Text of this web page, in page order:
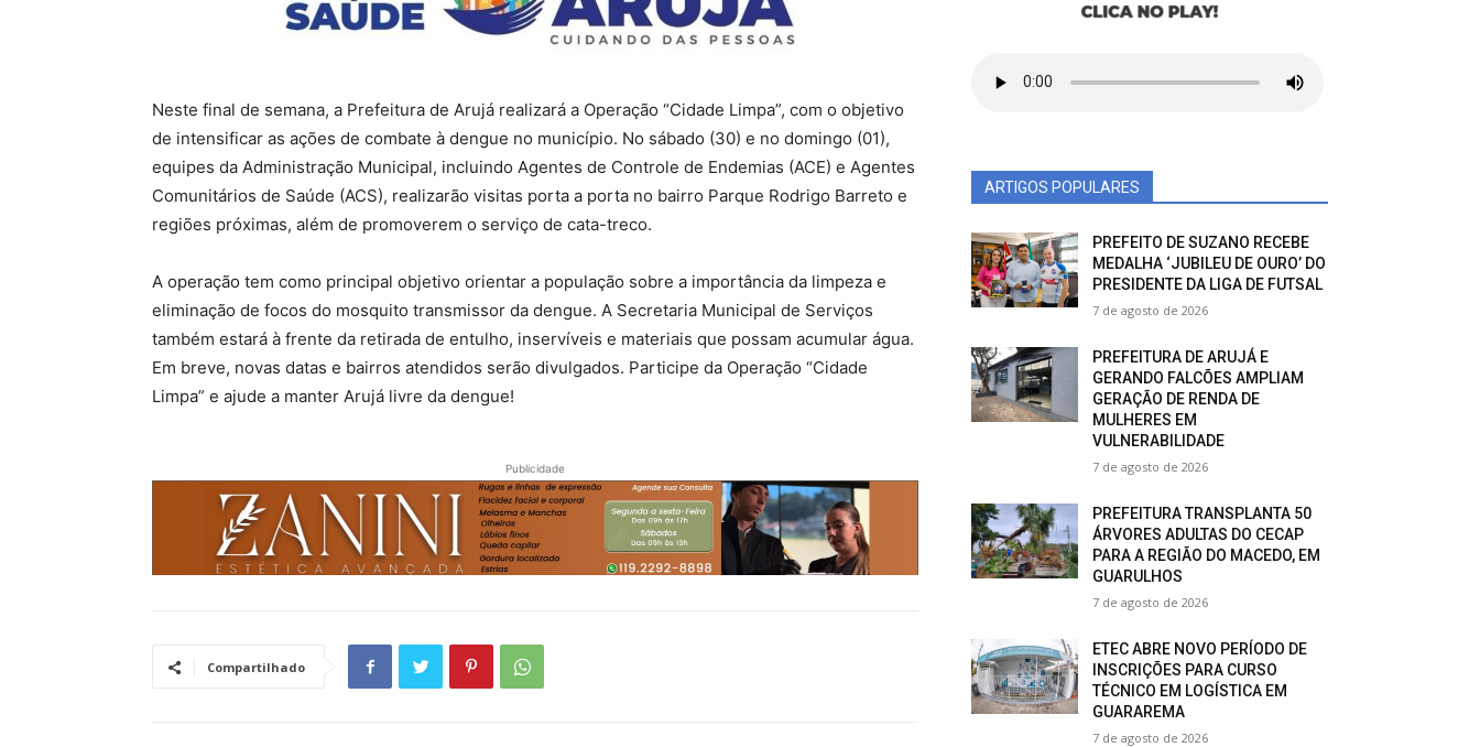
Neste final de semana, a Prefeitura de Arujá realizará a Operação “Cidade Limpa”, com o objetivo
de intensificar as ações de combate à dengue no município. No sábado (30) e no domingo (01),
equipes da Administração Municipal, incluindo Agentes de Controle de Endemias (ACE) e Agentes
Comunitários de Saúde (ACS), realizarão visitas porta a porta no bairro Parque Rodrigo Barreto e
regiões próximas, além de promoverem o serviço de cata-treco.
A operação tem como principal objetivo orientar a população sobre a importância da limpeza e
eliminação de focos do mosquito transmissor da dengue. A Secretaria Municipal de Serviços
também estará à frente da retirada de entulho, inservíveis e materiais que possam acumular água.
Em breve, novas datas e bairros atendidos serão divulgados. Participe da Operação “Cidade
Limpa” e ajude a manter Arujá livre da dengue!
Publicidade
Compartilhado
ARTIGOS POPULARES
PREFEITO DE SUZANO RECEBE
MEDALHA ‘JUBILEU DE OURO’ DO
PRESIDENTE DA LIGA DE FUTSAL
7 de agosto de 2026
PREFEITURA DE ARUJÁ E
GERANDO FALCÕES AMPLIAM
GERAÇÃO DE RENDA DE
MULHERES EM
VULNERABILIDADE
7 de agosto de 2026
PREFEITURA TRANSPLANTA 50
ÁRVORES ADULTAS DO CECAP
PARA A REGIÃO DO MACEDO, EM
GUARULHOS
7 de agosto de 2026
ETEC ABRE NOVO PERÍODO DE
INSCRIÇÕES PARA CURSO
TÉCNICO EM LOGÍSTICA EM
GUARAREMA
7 de agosto de 2026